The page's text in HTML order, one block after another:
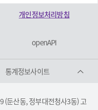
개인정보처리방침
openAPI
통계정보사이트
(둔산동, 정부대전청사3동) 고